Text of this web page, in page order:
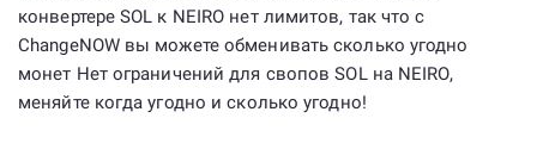
конвертере SOL к NEIRO нет лимитов, так что с
ChangeNOW вы можете обменивать сколько угодно
монет Нет ограничений для свопов SOL на NEIRO,
меняйте когда угодно и сколько угодно!